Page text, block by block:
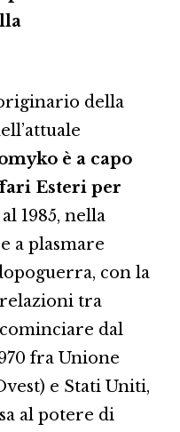
della
è a capo
Esteri per
al 1985, nella
a plasmare
con la
tra
dal
fra Unione
e Stati Uniti,
al potere di